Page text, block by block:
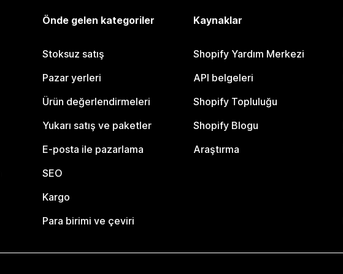
Önde gelen kategoriler
Stoksuz satış
Pazar yerleri
Ürün değerlendirmeleri
Yukarı satış ve paketler
E-posta ile pazarlama
SEO
Kargo
Para birimi ve çeviri
Kaynaklar
Shopify Yardım Merkezi
API belgeleri
Shopify Topluluğu
Shopify Blogu
Araştırma